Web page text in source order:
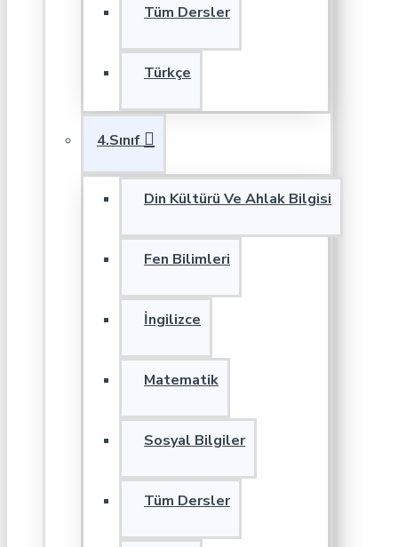
Tüm Dersler
Türkçe
4.Sınıf
Din Kültürü Ve Ahlak Bilgisi
Fen Bilimleri
İngilizce
Matematik
Sosyal Bilgiler
Tüm Dersler